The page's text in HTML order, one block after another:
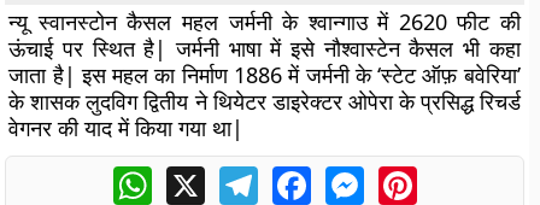
न्यू स्वानस्टोन कैसल महल जर्मनी के श्वान्गाउ में 2620 फीट की
ऊंचाई पर स्थित है| जर्मनी भाषा में इसे नौश्वास्टेन कैसल भी कहा
जाता है| इस महल का निर्माण 1886 में जर्मनी के ‘स्टेट ऑफ़ बवेरिया’
के शासक लुदविग द्वितीय ने थियेटर डाइरेक्टर ओपेरा के प्रसिद्ध रिचर्ड
वेगनर की याद में किया गया था|
WhatsApp
X TelegramFacebookMessengerPinterest